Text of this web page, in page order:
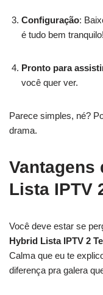
Configuração:
é tudo bem tranquilo!
Pronto para
você quer ver.
Parece simples, né?
drama.
Vantagens
Lista IPTV
Você deve estar se
Hybrid Lista IPTV 2
Calma que eu te
diferença pra galera